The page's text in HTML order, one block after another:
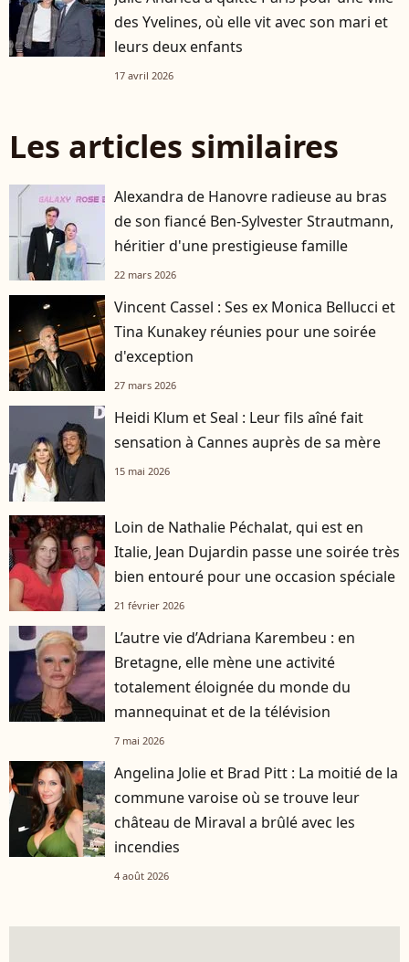
des Yvelines, où elle vit avec son mari et
leurs deux enfants
17 avril 2026
Les articles similaires
Alexandra de Hanovre radieuse au bras
de son fiancé Ben-Sylvester Strautmann,
héritier d'une prestigieuse famille
22 mars 2026
Vincent Cassel : Ses ex Monica Bellucci et
Tina Kunakey réunies pour une soirée
d'exception
27 mars 2026
Heidi Klum et Seal : Leur fils aîné fait
sensation à Cannes auprès de sa mère
15 mai 2026
Loin de Nathalie Péchalat, qui est en
Italie, Jean Dujardin passe une soirée très
bien entouré pour une occasion spéciale
21 février 2026
L’autre vie d’Adriana Karembeu : en
Bretagne, elle mène une activité
totalement éloignée du monde du
mannequinat et de la télévision
7 mai 2026
Angelina Jolie et Brad Pitt : La moitié de la
commune varoise où se trouve leur
château de Miraval a brûlé avec les
incendies
4 août 2026